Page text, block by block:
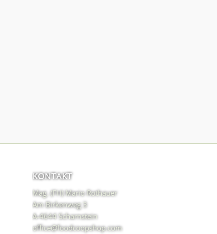
KONTAKT
Mag. (FH) Mario Rothauer
Am Birkenweg 3
A-4644 Scharnstein
office@foodcoopshop.com